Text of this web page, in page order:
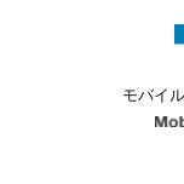
モバイ